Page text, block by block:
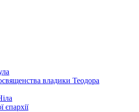
владики Теодора
єпархії